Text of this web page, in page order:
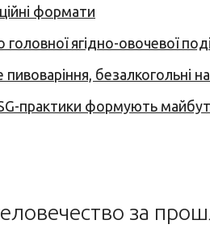
формати
ягідно-овочевої
безалкогольні
практики формують
за